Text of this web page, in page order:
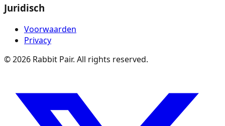
Juridisch
Voorwaarden
Privacy
©2026 Rabbit Pair. All rights reserved.